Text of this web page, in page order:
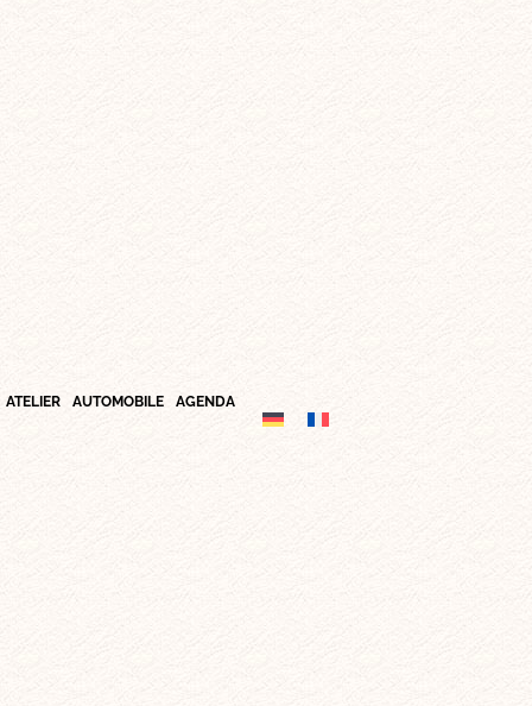
ATELIER AUTOMOBILE AGENDA